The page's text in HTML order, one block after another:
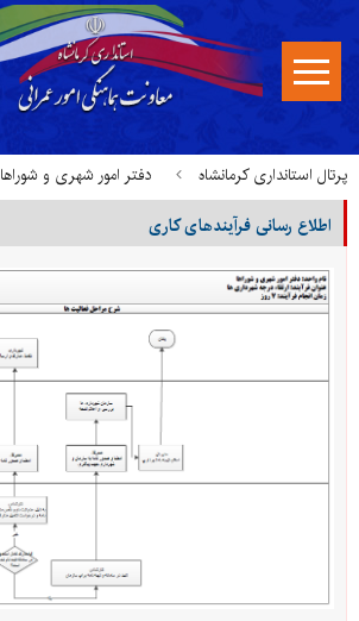
پرتال استانداری کرمانشاه دفتر امور شهری و شوراها
اطلاع رسانی فرآیندهای کاری
اطلاع رسانی فرآیندهای کاری